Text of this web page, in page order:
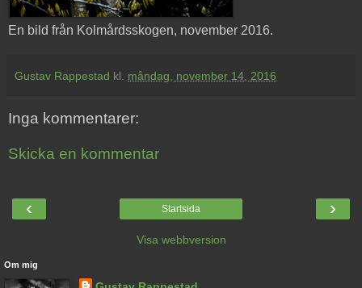
En bild från Kolmårdsskogen, november 2016.
Gustav Rappestad kl. måndag, november 14, 2016
Inga kommentarer:
Skicka en kommentar
‹ ›
Startsida
Visa webbversion
Om mig